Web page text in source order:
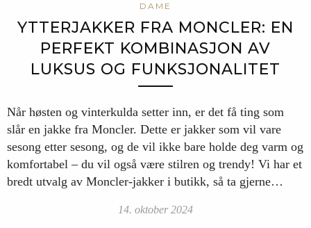
DAME
YTTERJAKKER FRA MONCLER: EN
PERFEKT KOMBINASJON AV
LUKSUS OG FUNKSJONALITET
Når høsten og vinterkulda setter inn, er det få ting som
slår en jakke fra Moncler. Dette er jakker som vil vare
sesong etter sesong, og de vil ikke bare holde deg varm og
komfortabel – du vil også være stilren og trendy! Vi har et
bredt utvalg av Moncler-jakker i butikk, så ta gjerne…
14. oktober 2024